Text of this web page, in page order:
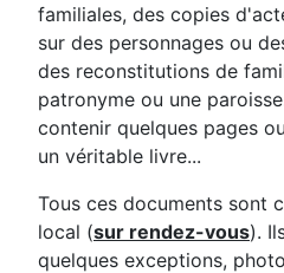
familiales, des copies
sur des personnages ou
des reconstitutions de
patronyme ou une
contenir quelques pages
un véritable livre...
Tous ces documents sont
local (sur rendez-vous).
quelques exceptions,